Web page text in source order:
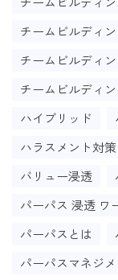
チームビルディ
チームビルディ
チームビルディ
ハイブリッド
ハラスメント対
バリュー浸透
パーパス 浸透 ワ
パーパスとは
パーパスマネジメ